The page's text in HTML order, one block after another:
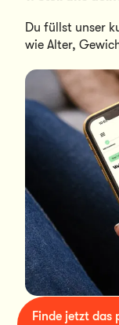
Du füllst unser
wie Alter,
Finde jetzt